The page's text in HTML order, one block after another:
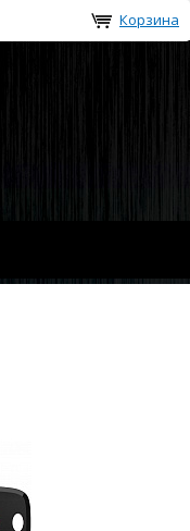
Корзина